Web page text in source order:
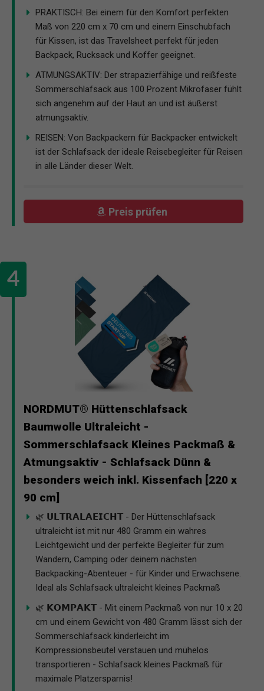
PRAKTISCH: Bei einem für den Komfort perfekten
Maß von 220 cm x 70 cm und einem Einschubfach
für Kissen, ist das Travelsheet perfekt für jeden
Backpack, Rucksack und Koffer geeignet.
ATMUNGSAKTIV: Der strapazierfähige und reißfeste
Sommerschlafsack aus 100 Prozent Mikrofaser fühlt
sich angenehm auf der Haut an und ist äußerst
atmungsaktiv.
REISEN: Von Backpackern für Backpacker entwickelt
ist der Schlafsack der ideale Reisebegleiter für Reisen
in alle Länder dieser Welt.
Preis prüfen
NORDMUT® Hüttenschlafsack
Baumwolle Ultraleicht -
Sommerschlafsack Kleines Packmaß &
Atmungsaktiv - Schlafsack Dünn &
besonders weich inkl. Kissenfach [220 x
90 cm]
🌿 𝗨𝗟𝗧𝗥𝗔𝗟𝗔𝗘𝗜𝗖𝗛𝗧 - Der Hüttenschlafsack
ultraleicht ist mit nur 480 Gramm ein wahres
Leichtgewicht und der perfekte Begleiter für zum
Wandern, Camping oder deinem nächsten
Backpacking-Abenteuer - für Kinder und Erwachsene.
Ideal als Schlafsack ultraleicht kleines Packmaß
🌿 𝗞𝗢𝗠𝗣𝗔𝗞𝗧 - Mit einem Packmaß von nur 10 x 20
cm und einem Gewicht von 480 Gramm lässt sich der
Sommerschlafsack kinderleicht im
Kompressionsbeutel verstauen und mühelos
transportieren - Schlafsack kleines Packmaß für
maximale Platzersparnis!